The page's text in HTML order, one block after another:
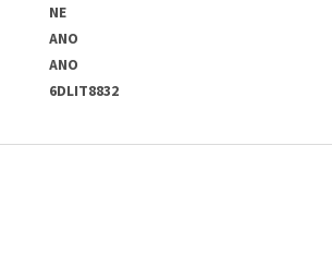
NE
ANO
ANO
6DLIT8832